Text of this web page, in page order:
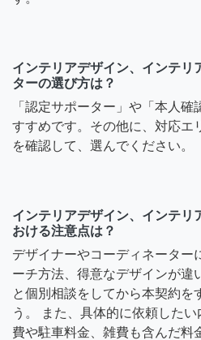
インテリアデザイン、インテリ
ターの選び方は？
「認定サポーター」や「本人
すすめです。その他に、対応エ
を確認して、選んでください。
インテリアデザイン、インテリ
おける注意点は？
デザイナーやコーディネーター
ーチ方法、得意なデザインが違
と個別相談をしてから本契約を
う。 また、具体的に依頼した
費や駐車料金、雑費も含んだ料